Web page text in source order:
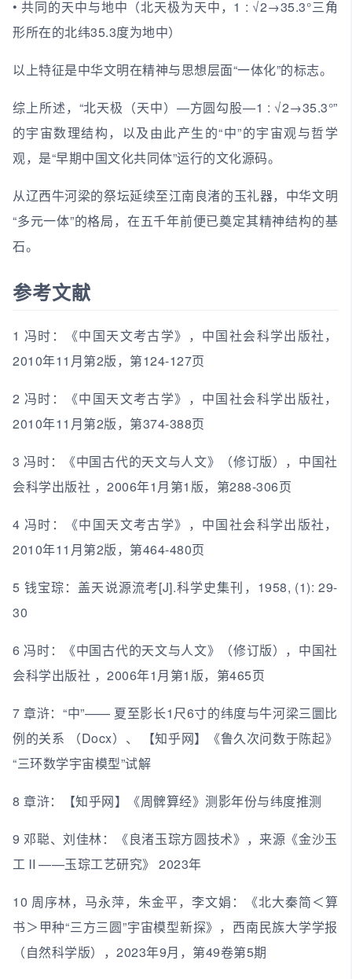
• 共同的天中与地中（北天极为天中，1 : √2→35.3°三角
形所在的北纬35.3度为地中）
以上特征是中华文明在精神与思想层面“一体化”的标志。
综上所述，“北天极（天中）—方圆勾股—1 : √2→35.3°”
的宇宙数理结构，以及由此产生的“中”的宇宙观与哲学
观，是“早期中国文化共同体”运行的文化源码。
从辽西牛河梁的祭坛延续至江南良渚的玉礼器，中华文明
“多元一体”的格局，在五千年前便已奠定其精神结构的基
石。
参考文献
1 冯时：《中国天文考古学》，中国社会科学出版社，
2010年11月第2版，第124-127页
2 冯时：《中国天文考古学》，中国社会科学出版社，
2010年11月第2版，第374-388页
3 冯时：《中国古代的天文与人文》（修订版），中国社
会科学出版社 ，2006年1月第1版，第288-306页
4 冯时：《中国天文考古学》，中国社会科学出版社，
2010年11月第2版，第464-480页
5 钱宝琮：盖天说源流考[J].科学史集刊，1958, (1): 29-
30
6 冯时：《中国古代的天文与人文》（修订版），中国社
会科学出版社 ，2006年1月第1版，第465页
7 章浒：“中”—— 夏至影长1尺6寸的纬度与牛河梁三圜比
例的关系 （Docx）、 【知乎网】《鲁久次问数于陈起》
“三环数学宇宙模型”试解
8 章浒：【知乎网】《周髀算经》测影年份与纬度推测
9 邓聪、刘佳林：《良渚玉琮方圆技术》，来源《金沙玉
工Ⅱ——玉琮工艺研究》 2023年
10 周序林，马永萍，朱金平，李文娟：《北大秦简＜算
书＞甲种“三方三圆”宇宙模型新探》，西南民族大学学报
（自然科学版），2023年9月，第49卷第5期